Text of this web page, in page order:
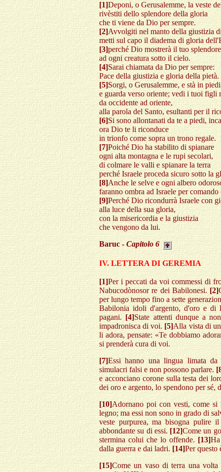
[1]Deponi, o Gerusalemme, la veste
rivèstiti dello splendore della gloria
che ti viene da Dio per sempre.
[2]Avvolgiti nel manto della giustizia
metti sul capo il diadema di gloria
[3]perché Dio mostrerà il tuo splendore
ad ogni creatura sotto il cielo.
[4]Sarai chiamata da Dio per sempre:
Pace della giustizia e gloria della pietà.
[5]Sorgi, o Gerusalemme, e stà in
e guarda verso oriente; vedi i tuoi figli
da occidente ad oriente,
alla parola del Santo, esultanti per il
[6]Si sono allontanati da te a piedi,
ora Dio te li riconduce
in trionfo come sopra un trono regale.
[7]Poiché Dio ha stabilito di spianare
ogni alta montagna e le rupi secolari,
di colmare le valli e spianare la terra
perché Israele proceda sicuro sotto la
[8]Anche le selve e ogni albero
faranno ombra ad Israele per
[9]Perché Dio ricondurrà Israele con
alla luce della sua gloria,
con la misericordia e la giustizia
che vengono da lui.
Baruc - Capitolo 6
IV. LETTERA DI GEREMIA
[1]Per i peccati da voi commessi di
Nabucodònosor re dei Babilonesi. [2]
per lungo tempo fino a sette
Babilonia idoli d'argento, d'oro e di
pagani. [4]State attenti dunque a
impadronisca di voi. [5]Alla vista di
li adora, pensate: «Te dobbiamo
si prenderà cura di voi.
[7]Essi hanno una lingua limata
simulacri falsi e non possono parlare.
e acconciano corone sulla testa dei
dei oro e argento, lo spendono per sé,
[10]Adornano poi con vesti, come
legno; ma essi non sono in grado di
veste purpurea, ma bisogna pulire
abbondante su di essi.[12]Come un
stermina colui che lo offende. [13]
dalla guerra e dai ladri. [14]Per questo
[15]Come un vaso di terra una